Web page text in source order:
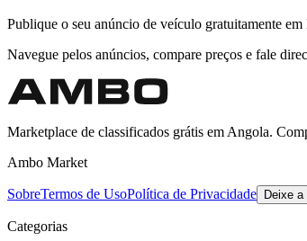
Publique o seu anúncio de veículo gratuitamente
Navegue pelos anúncios, compare preços e fale
Marketplace de classificados grátis em Angola.
Ambo Market
SobreTermos de UsoPolítica de Privacidade Deixe
Categorias